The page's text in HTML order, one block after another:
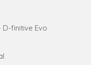
finitive Evo